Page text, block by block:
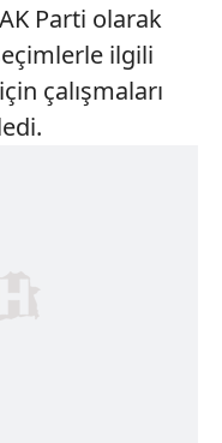
Parti olarak
ilgili
çalışmaları